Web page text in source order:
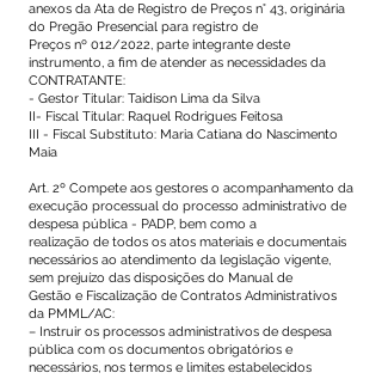
anexos da Ata de Registro de Preços n° 43, originária
do Pregão Presencial para registro de
Preços nº 012/2022, parte integrante deste
instrumento, a fim de atender as necessidades da
CONTRATANTE:
- Gestor Titular: Taidison Lima da Silva
II- Fiscal Titular: Raquel Rodrigues Feitosa
III - Fiscal Substituto: Maria Catiana do Nascimento
Maia
Art. 2º Compete aos gestores o acompanhamento da
execução processual do processo administrativo de
despesa pública - PADP, bem como a
realização de todos os atos materiais e documentais
necessários ao atendimento da legislação vigente,
sem prejuízo das disposições do Manual de
Gestão e Fiscalização de Contratos Administrativos
da PMML/AC:
– Instruir os processos administrativos de despesa
pública com os documentos obrigatórios e
necessários, nos termos e limites estabelecidos